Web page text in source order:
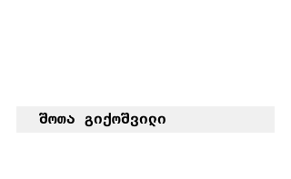
შოთა გიქოშვილი